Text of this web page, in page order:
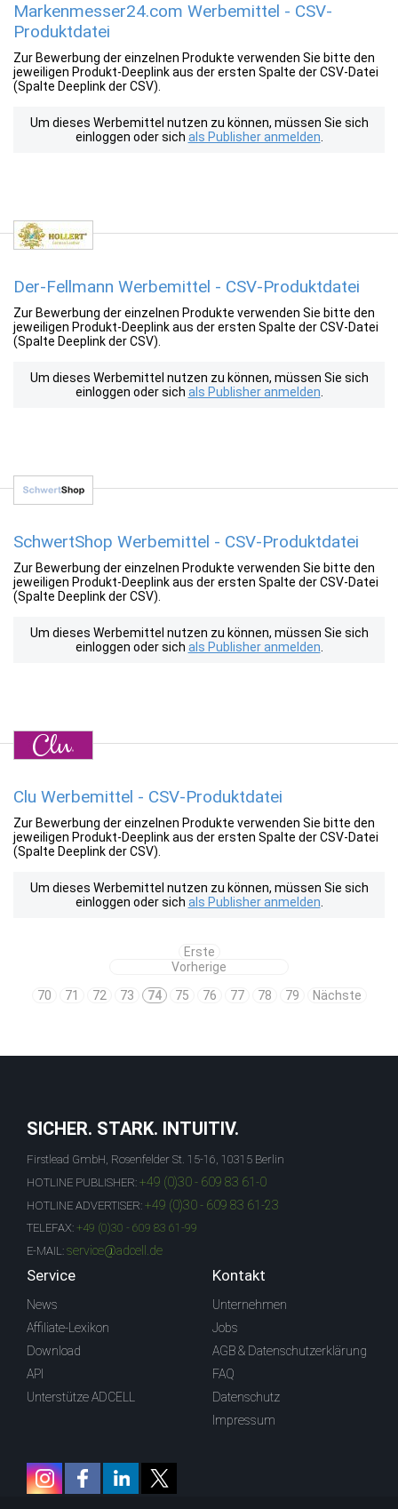
Markenmesser24.com Werbemittel - CSV-
Produktdatei
Zur Bewerbung der einzelnen Produkte verwenden Sie bitte den
jeweiligen Produkt-Deeplink aus der ersten Spalte der CSV-Datei
(Spalte Deeplink der CSV).
Um dieses Werbemittel nutzen zu können, müssen Sie sich
einloggen oder sich als Publisher anmelden
Der-Fellmann Werbemittel - CSV-Produktdatei
Zur Bewerbung der einzelnen Produkte verwenden Sie bitte den
jeweiligen Produkt-Deeplink aus der ersten Spalte der CSV-Datei
(Spalte Deeplink der CSV).
Um dieses Werbemittel nutzen zu können, müssen Sie sich
einloggen oder sich als Publisher anmelden
SchwertShop Werbemittel - CSV-Produktdatei
Zur Bewerbung der einzelnen Produkte verwenden Sie bitte den
jeweiligen Produkt-Deeplink aus der ersten Spalte der CSV-Datei
(Spalte Deeplink der CSV).
Um dieses Werbemittel nutzen zu können, müssen Sie sich
einloggen oder sich als Publisher anmelden
Clu Werbemittel - CSV-Produktdatei
Zur Bewerbung der einzelnen Produkte verwenden Sie bitte den
jeweiligen Produkt-Deeplink aus der ersten Spalte der CSV-Datei
(Spalte Deeplink der CSV).
Um dieses Werbemittel nutzen zu können, müssen Sie sich
einloggen oder sich als Publisher anmelden
Erste
Vorherige
70
71 72 73 74 75 76 77 78 79 Nächste
SICHER. STARK. INTUITIV.
Firstlead GmbH, Rosenfelder St. 15-16, 10315 Berlin
HOTLINE PUBLISHER: +49 (0)30 - 609 83 61-0
HOTLINE ADVERTISER: +49 (0)30 - 609 83 61-23
TELEFAX: +49 (0)30 - 609 83 61-99
E-MAIL: service@adcell.de
Service
News
Affiliate-Lexikon
Download
API
Unterstütze ADCELL
Kontakt
Unternehmen
Jobs
AGB & Datenschutzerklärung
FAQ
Datenschutz
Impressum